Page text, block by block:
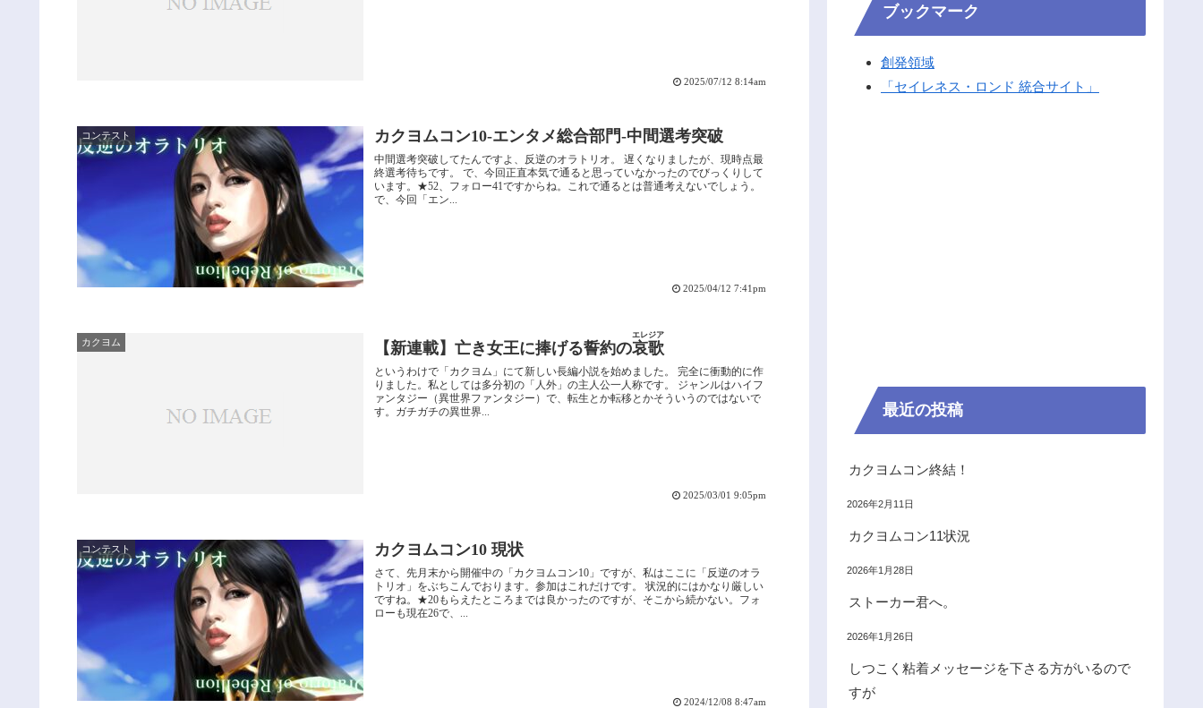
2025/07/12 8:14am
コンテスト カクヨムコン10-エンタメ総合部門-中間選考突破
中間選考突破してたんですよ、反逆のオラトリオ。 遅くなりましたが、現時点最
終選考待ちです。 で、今回正直本気で通ると思っていなかったのでびっくりして
います。★52、フォロー41ですからね。これで通るとは普通考えないでしょう。
で、今回「エン...
2025/04/12 7:41pm
カクヨム 【新連載】亡き女王に捧げる誓約の哀歌
エレジア
というわけで「カクヨム」にて新しい長編小説を始めました。 完全に衝動的に作
りました。私としては多分初の「人外」の主人公一人称です。 ジャンルはハイフ
ァンタジー（異世界ファンタジー）で、転生とか転移とかそういうのではないで
す。ガチガチの異世界...
2025/03/01 9:05pm
コンテスト カクヨムコン10 現状
さて、先月末から開催中の「カクヨムコン10」ですが、私はここに「反逆のオラ
トリオ」をぶちこんでおります。参加はこれだけです。 状況的にはかなり厳しい
ですね。★20もらえたところまでは良かったのですが、そこから続かない。フォ
ローも現在26で、...
2024/12/08 8:47am
ブックマーク
創発領域
「セイレネス・ロンド 統合サイト」
最近の投稿
カクヨムコン終結！
2026年2月11日
カクヨムコン11状況
2026年1月28日
ストーカー君へ。
2026年1月26日
しつこく粘着メッセージを下さる方がいるので
すが